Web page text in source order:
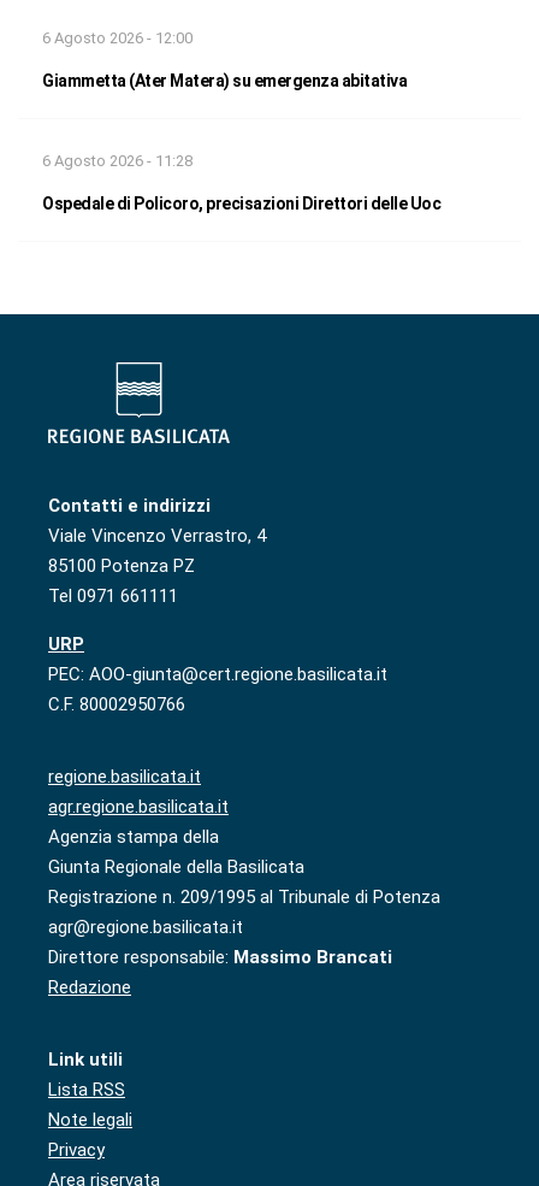
6 Agosto 2026 - 12:00
Giammetta (Ater Matera) su emergenza abitativa
6 Agosto 2026 - 11:28
Ospedale di Policoro, precisazioni Direttori delle Uoc
Contatti e indirizzi
Viale Vincenzo Verrastro, 4
85100 Potenza PZ
Tel 0971 661111
URP
PEC: AOO-giunta@cert.regione.basilicata.it
C.F. 80002950766
regione.basilicata.it
agr.regione.basilicata.it
Agenzia stampa della
Giunta Regionale della Basilicata
Registrazione n. 209/1995 al Tribunale di Potenza
agr@regione.basilicata.it
Direttore responsabile: Massimo Brancati
Redazione
Link utili
Lista RSS
Note legali
Privacy
Area riservata